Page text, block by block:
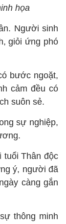
họa
Người sinh
giỏi ứng phó
bước ngoặt,
cảm đều có
suôn sẻ.
sự nghiệp,
tuổi Thân độc
ý, người đã
càng gắn
thông minh